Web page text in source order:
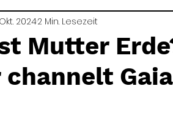
EXPERIENCE MORGENROUTINE
Mutter
channelt Gaia
20242 Min. Lesezeit